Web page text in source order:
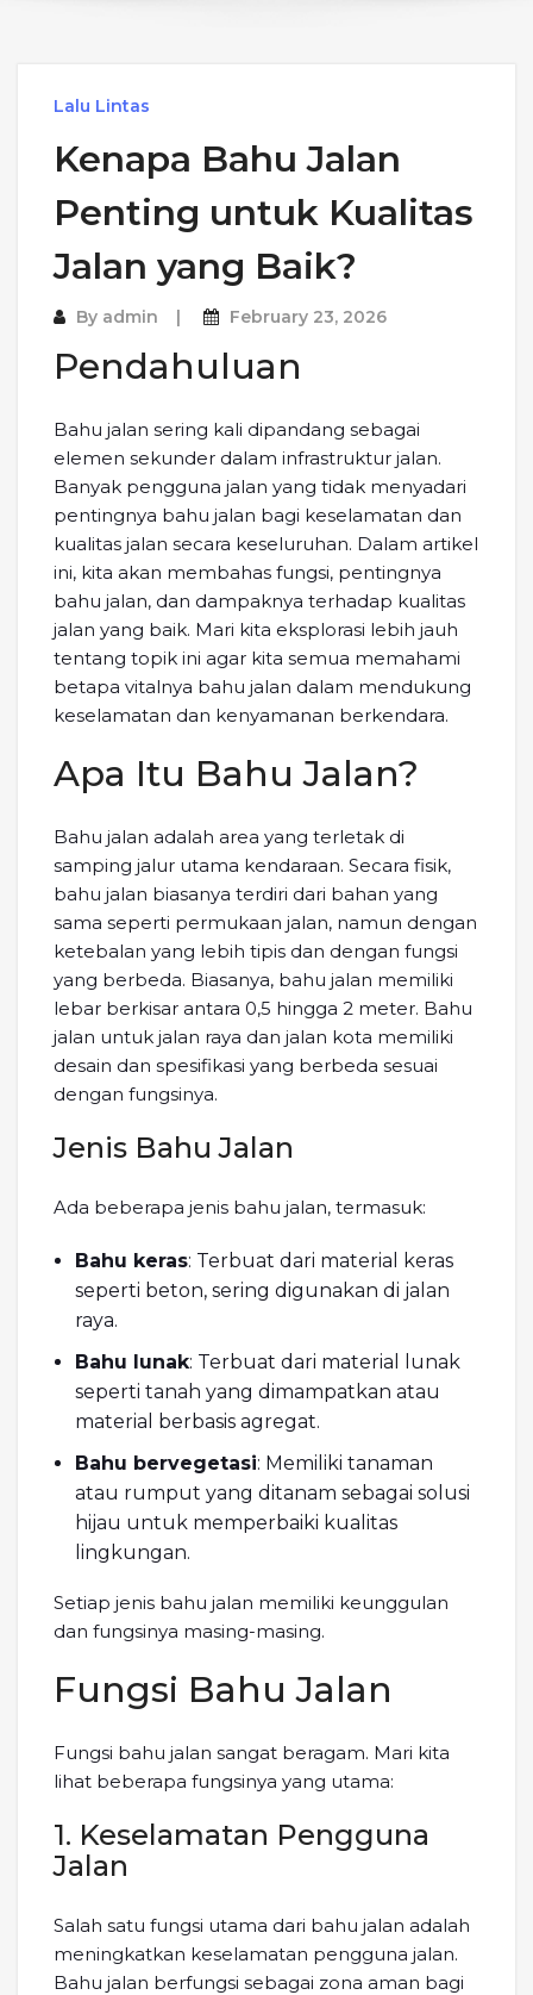
Lalu Lintas
Kenapa Bahu Jalan
Penting untuk Kualitas
Jalan yang Baik?
By admin February 23, 2026
Pendahuluan
Bahu jalan sering kali dipandang sebagai
elemen sekunder dalam infrastruktur jalan.
Banyak pengguna jalan yang tidak menyadari
pentingnya bahu jalan bagi keselamatan dan
kualitas jalan secara keseluruhan. Dalam artikel
ini, kita akan membahas fungsi, pentingnya
bahu jalan, dan dampaknya terhadap kualitas
jalan yang baik. Mari kita eksplorasi lebih jauh
tentang topik ini agar kita semua memahami
betapa vitalnya bahu jalan dalam mendukung
keselamatan dan kenyamanan berkendara.
Apa Itu Bahu Jalan?
Bahu jalan adalah area yang terletak di
samping jalur utama kendaraan. Secara fisik,
bahu jalan biasanya terdiri dari bahan yang
sama seperti permukaan jalan, namun dengan
ketebalan yang lebih tipis dan dengan fungsi
yang berbeda. Biasanya, bahu jalan memiliki
lebar berkisar antara 0,5 hingga 2 meter. Bahu
jalan untuk jalan raya dan jalan kota memiliki
desain dan spesifikasi yang berbeda sesuai
dengan fungsinya.
Jenis Bahu Jalan
Ada beberapa jenis bahu jalan, termasuk:
Bahu keras: Terbuat dari material keras
seperti beton, sering digunakan di jalan
raya.
Bahu lunak: Terbuat dari material lunak
seperti tanah yang dimampatkan atau
material berbasis agregat.
Bahu bervegetasi: Memiliki tanaman
atau rumput yang ditanam sebagai solusi
hijau untuk memperbaiki kualitas
lingkungan.
Setiap jenis bahu jalan memiliki keunggulan
dan fungsinya masing-masing.
Fungsi Bahu Jalan
Fungsi bahu jalan sangat beragam. Mari kita
lihat beberapa fungsinya yang utama:
1. Keselamatan Pengguna
Jalan
Salah satu fungsi utama dari bahu jalan adalah
meningkatkan keselamatan pengguna jalan.
Bahu jalan berfungsi sebagai zona aman bagi